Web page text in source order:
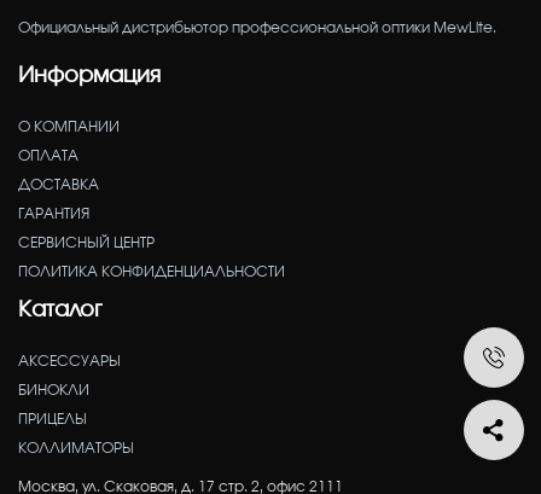
Официальный дистрибьютор профессиональной оптики MewLite.
Информация
О КОМПАНИИ
ОПЛАТА
ДОСТАВКА
ГАРАНТИЯ
СЕРВИСНЫЙ ЦЕНТР
ПОЛИТИКА КОНФИДЕНЦИАЛЬНОСТИ
Каталог
АКСЕССУАРЫ
БИНОКЛИ
ПРИЦЕЛЫ
КОЛЛИМАТОРЫ
Москва, ул. Скаковая, д. 17 стр. 2, офис 2111